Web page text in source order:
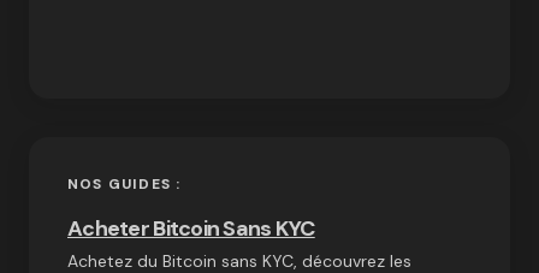
NOS GUIDES :
Acheter Bitcoin Sans KYC
Achetez du Bitcoin sans KYC, découvrez les